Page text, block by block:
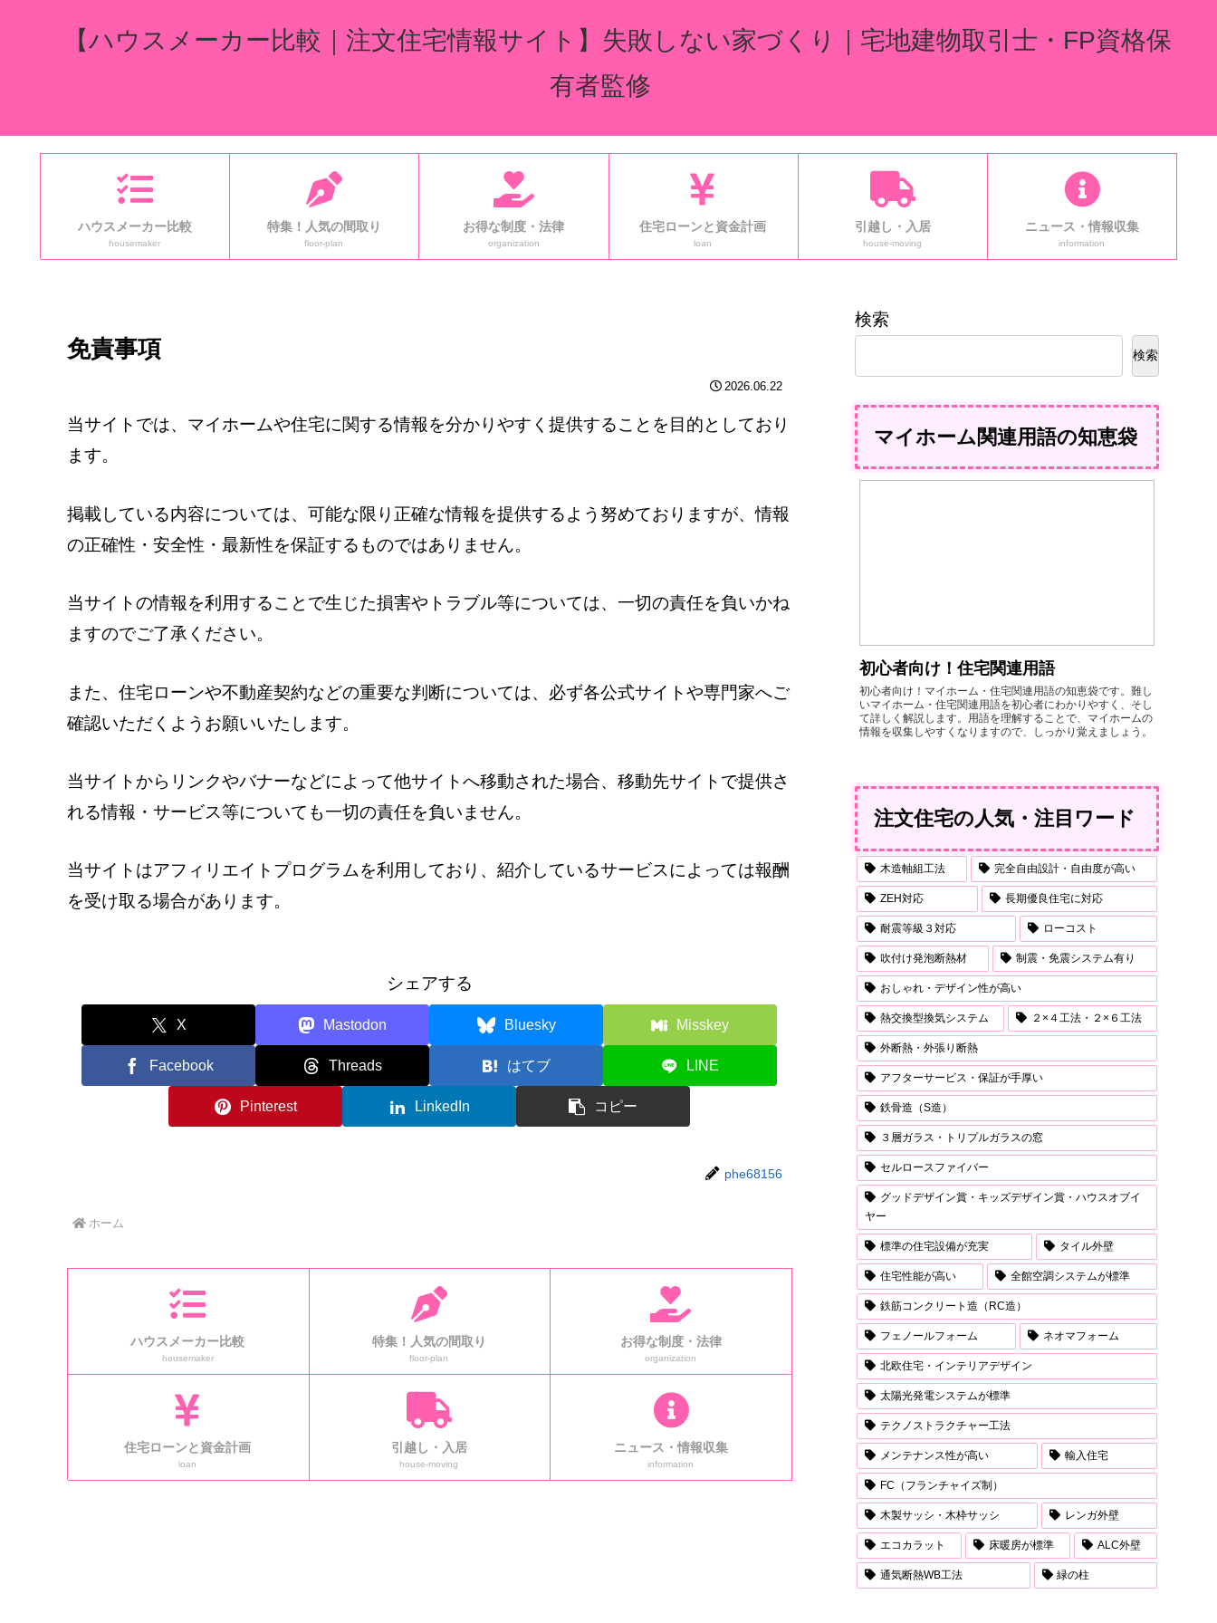
【ハウスメーカー比較｜注文住宅情報サイト】失敗しない家づくり｜宅地建物取引士・FP資格保
有者監修
ハウスメーカー比較
housemaker
特集！人気の間取り
floor-plan
お得な制度・法律
organization
住宅ローンと資金計画
loan
引越し・入居
house-moving
ニュース・情報収集
information
免責事項
2026.06.22
当サイトでは、マイホームや住宅に関する情報を分かりやすく提供することを目的としており
ます。
掲載している内容については、可能な限り正確な情報を提供するよう努めておりますが、情報
の正確性・安全性・最新性を保証するものではありません。
当サイトの情報を利用することで生じた損害やトラブル等については、一切の責任を負いかね
ますのでご了承ください。
また、住宅ローンや不動産契約などの重要な判断については、必ず各公式サイトや専門家へご
確認いただくようお願いいたします。
当サイトからリンクやバナーなどによって他サイトへ移動された場合、移動先サイトで提供さ
れる情報・サービス等についても一切の責任を負いません。
当サイトはアフィリエイトプログラムを利用しており、紹介しているサービスによっては報酬
を受け取る場合があります。
シェアする
X Mastodon Bluesky Misskey
Facebook Threads はてブ LINE
Pinterest LinkedIn コピー
phe68156
ホーム
ハウスメーカー比較
housemaker
特集！人気の間取り
floor-plan
お得な制度・法律
organization
住宅ローンと資金計画
loan
引越し・入居
house-moving
ニュース・情報収集
information
検索
検索
マイホーム関連用語の知恵袋
初心者向け！住宅関連用語
初心者向け！マイホーム・住宅関連用語の知恵袋です。難し
いマイホーム・住宅関連用語を初心者にわかりやすく、そし
て詳しく解説します。用語を理解することで、マイホームの
情報を収集しやすくなりますので、しっかり覚えましょう。
注文住宅の人気・注目ワード
木造軸組工法 完全自由設計・自由度が高い
ZEH対応 長期優良住宅に対応
耐震等級３対応 ローコスト
吹付け発泡断熱材 制震・免震システム有り
おしゃれ・デザイン性が高い
熱交換型換気システム ２×４工法・２×６工法
外断熱・外張り断熱
アフターサービス・保証が手厚い
鉄骨造（S造）
３層ガラス・トリプルガラスの窓
セルロースファイバー
グッドデザイン賞・キッズデザイン賞・ハウスオブイ
ヤー
標準の住宅設備が充実 タイル外壁
住宅性能が高い 全館空調システムが標準
鉄筋コンクリート造（RC造）
フェノールフォーム ネオマフォーム
北欧住宅・インテリアデザイン
太陽光発電システムが標準
テクノストラクチャー工法
メンテナンス性が高い 輸入住宅
FC（フランチャイズ制）
木製サッシ・木枠サッシ レンガ外壁
エコカラット 床暖房が標準 ALC外壁
通気断熱WB工法 緑の柱